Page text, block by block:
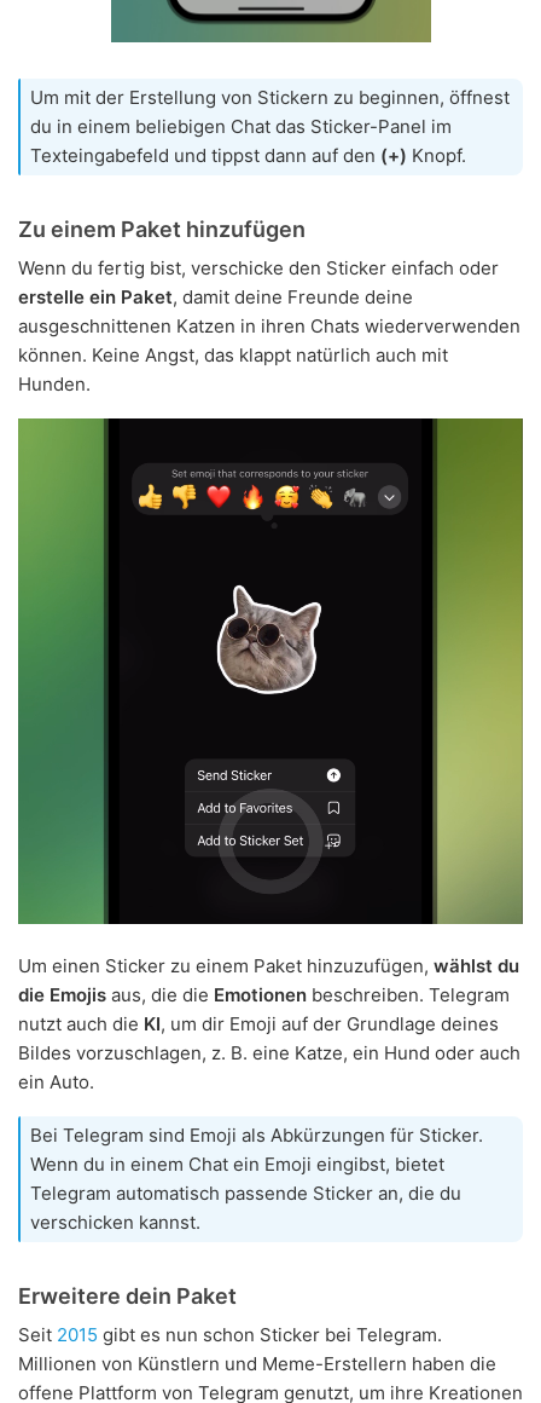
Um mit der Erstellung von Stickern zu beginnen, öffnest
du in einem beliebigen Chat das Sticker-Panel im
Texteingabefeld und tippst dann auf den (+) Knopf.
Zu einem Paket hinzufügen
Wenn du fertig bist, verschicke den Sticker einfach oder
erstelle ein Paket, damit deine Freunde deine
ausgeschnittenen Katzen in ihren Chats wiederverwenden
können. Keine Angst, das klappt natürlich auch mit
Hunden.
Um einen Sticker zu einem Paket hinzuzufügen, wählst du
die Emojis aus, die die Emotionen beschreiben. Telegram
nutzt auch die KI, um dir Emoji auf der Grundlage deines
Bildes vorzuschlagen, z. B. eine Katze, ein Hund oder auch
ein Auto.
Bei Telegram sind Emoji als Abkürzungen für Sticker.
Wenn du in einem Chat ein Emoji eingibst, bietet
Telegram automatisch passende Sticker an, die du
verschicken kannst.
Erweitere dein Paket
Seit 2015 gibt es nun schon Sticker bei Telegram.
Millionen von Künstlern und Meme-Erstellern haben die
offene Plattform von Telegram genutzt, um ihre Kreationen